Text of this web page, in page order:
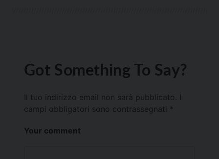
Got Something To Say?
Il tuo indirizzo email non sarà pubblicato.
campi obbligatori sono contrassegnati *
Your comment